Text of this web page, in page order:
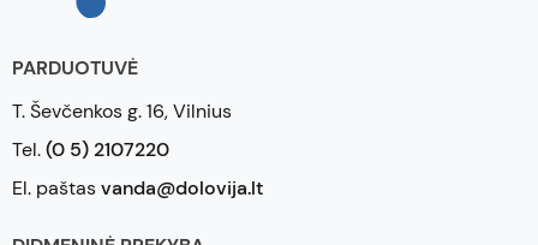
PARDUOTUVĖ
T. Ševčenkos g. 16, Vilnius
Tel.(0 5) 2107220
El. paštasvanda@dolovija.lt